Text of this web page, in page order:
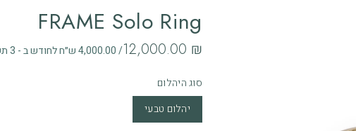
FRAME Solo Ring
‏12,000.00 ₪ / 4,000.00 ש״ח לחודש ב - 3 תשלומים ללא ריבית
סוג היהלום
יהלום טבעי